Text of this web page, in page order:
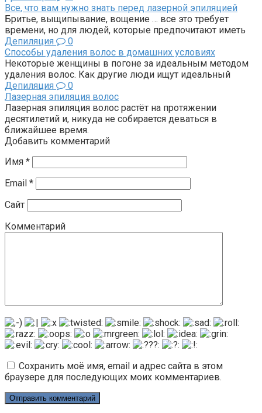
Все, что вам нужно знать перед лазерной эпиляцией
Бритье, выщипывание, вощение … все это требует
времени, но для людей, которые предпочитают иметь
Депиляция
0
Способы удаления волос в домашних условиях
Некоторые женщины в погоне за идеальным методом
удаления волос. Как другие люди ищут идеальный
Депиляция
0
Лазерная эпиляция волос
Лазерная эпиляция волос растёт на протяжении
десятилетий и, никуда не собирается деваться в
ближайшее время.
Добавить комментарий
Имя *
Email *
Сайт
Комментарий
Сохранить моё имя, email и адрес сайта в этом
браузере для последующих моих комментариев.